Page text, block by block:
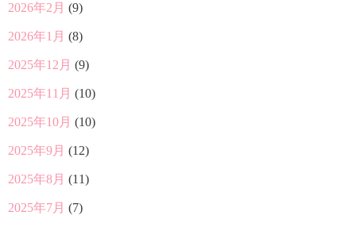
2026年2月 (9)
2026年1月 (8)
2025年12月 (9)
2025年11月 (10)
2025年10月 (10)
2025年9月 (12)
2025年8月 (11)
2025年7月 (7)